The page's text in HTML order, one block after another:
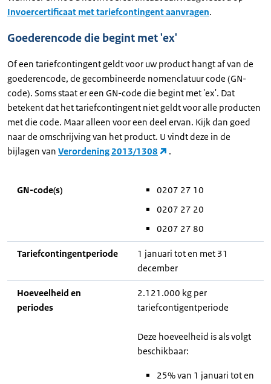
Invoercertificaat met tariefcontingent aanvragen.
Goederencode die begint met 'ex'
Of een tariefcontingent geldt voor uw product hangt af van de
goederencode, de gecombineerde nomenclatuur code (GN-
code). Soms staat er een GN-code die begint met 'ex'. Dat
betekent dat het tariefcontingent niet geldt voor alle producten
met die code. Maar alleen voor een deel ervan. Kijk dan goed
naar de omschrijving van het product. U vindt deze in de
bijlagen van Verordening 2013/1308 .
GN-code(s)
0207 27 10
0207 27 20
0207 27 80
Tariefcontingentperiode
1 januari tot en met 31
december
Hoeveelheid en
periodes
2.121.000 kg per
tariefcontigentperiode
Deze hoeveelheid is als volgt
beschikbaar:
25% van 1 januari tot en